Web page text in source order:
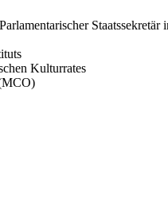
Kulturrates